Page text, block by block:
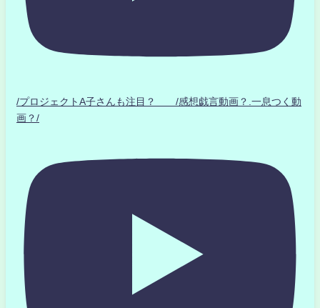
/プロジェクトA子さんも注目？ /感想戯言動画？.一息つく動
画？/